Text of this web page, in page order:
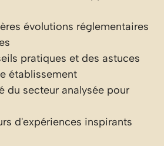
évolutions réglementaires
pratiques et des astuces
établissement
du secteur analysée pour
d'expériences inspirants